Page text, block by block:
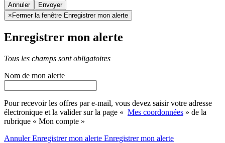
Annuler
× Fermer la fenêtre Enregistrer mon alerte
Enregistrer mon alerte
Tous les champs sont obligatoires
Nom de mon alerte
Pour recevoir les offres par e-mail, vous devez saisir votre adresse
électronique et la valider sur la page « Mes coordonnées » de la
rubrique « Mon compte »
AnnulerEnregistrer mon alerte Enregistrermon alerte